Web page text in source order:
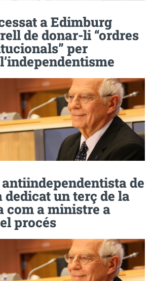
a Edimburg
de donar-li “ordres
per
antiindependentista de
dedicat un terç de la
com a ministre a
procés